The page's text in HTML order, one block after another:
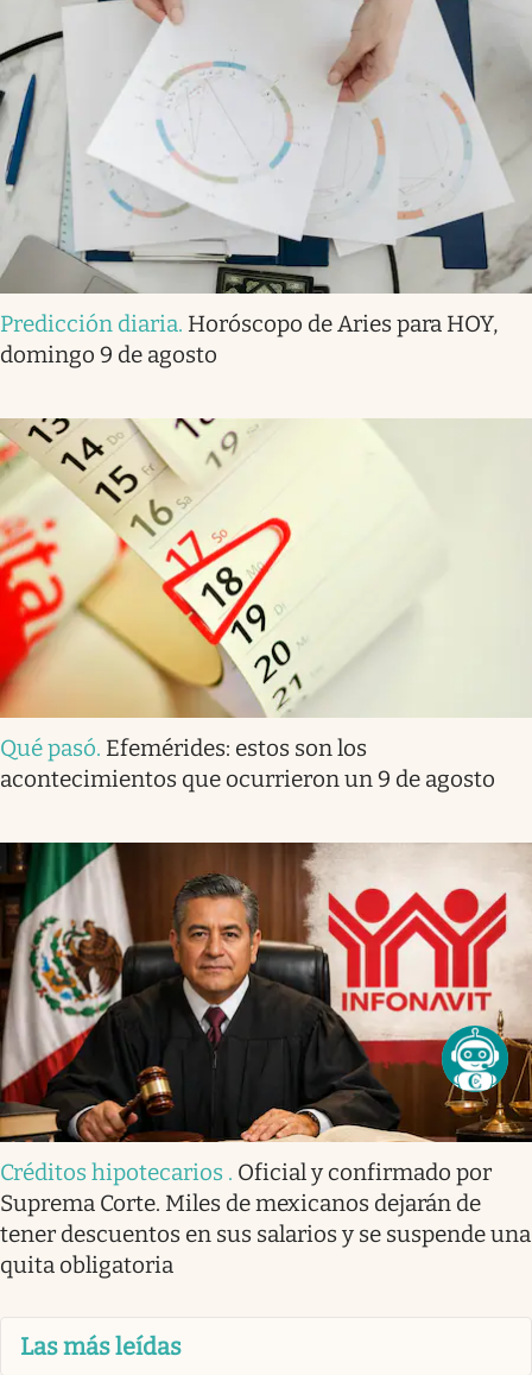
Predicción diaria. Horóscopo de Aries para HOY,
domingo 9 de agosto
Qué pasó. Efemérides: estos son los
acontecimientos que ocurrieron un 9 de agosto
Créditos hipotecarios . Oficial y confirmado por
Suprema Corte. Miles de mexicanos dejarán de
tener descuentos en sus salarios y se suspende una
quita obligatoria
Las más leídas